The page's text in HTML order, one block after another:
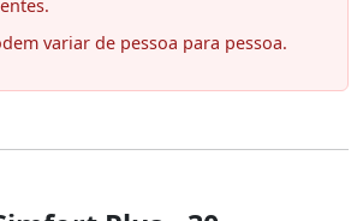
variar de pessoa para pessoa.